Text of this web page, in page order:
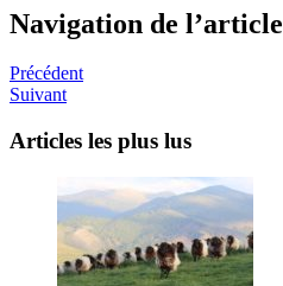
Navigation de l’article
Précédent
Suivant
Articles les plus lus